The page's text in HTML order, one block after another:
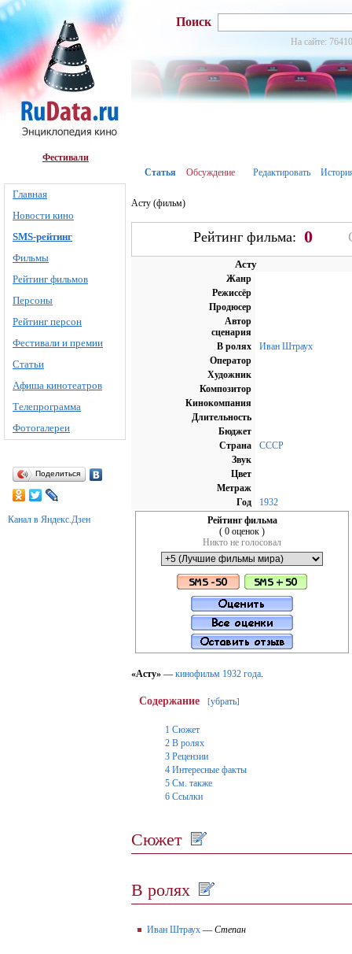
Фестивали
Главная
Новости кино
SMS-рейтинг
Фильмы
Рейтинг фильмов
Персоны
Рейтинг персон
Фестивали и премии
Статьи
Афиша кинотеатров
Телепрограмма
Фотогалереи
Поделиться
Канал в Яндекс.Дзен
Поиск
На сайте:
Статья Обсуждение Редактировать
Асту (фильм)
Рейтинг фильма: 0
Асту
Жанр
Режиссёр
Продюсер
Автор
сценария
В ролях
Иван Штраух
Оператор
Художник
Композитор
Кинокомпания
Длительность
Бюджет
Страна
СССР
Звук
Цвет
Метраж
Год
1932
Рейтинг фильма
( 0 оценок )
Никто не голосовал
«Асту» — кинофильм 1932 года.
Содержание [убрать]
1 Сюжет
2 В ролях
3 Рецензии
4 Интересные факты
5 См. также
6 Ссылки
Сюжет
В ролях
Иван Штраух — Степан